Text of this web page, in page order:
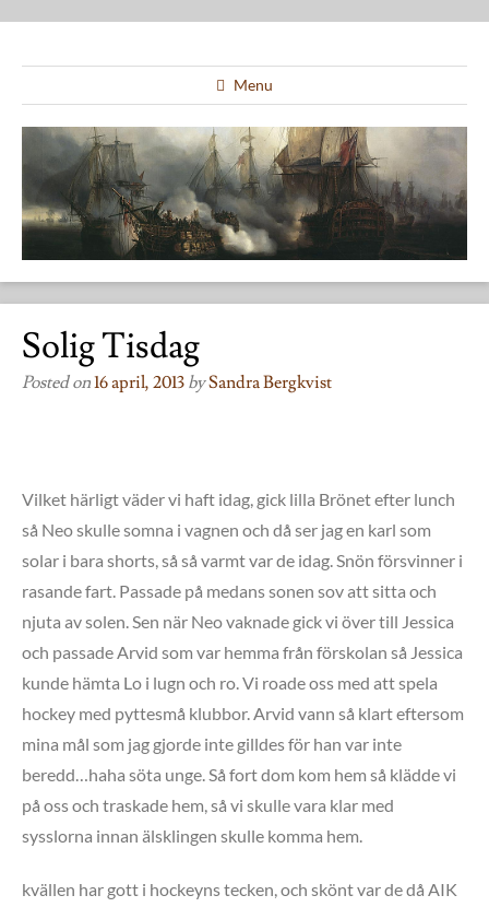
Menu
Solig Tisdag
Posted on16 april, 2013 bySandra Bergkvist
Vilket härligt väder vi haft idag, gick lilla Brönet efter lunch
så Neo skulle somna i vagnen och då ser jag en karl som
solar i bara shorts, så så varmt var de idag. Snön försvinner i
rasande fart. Passade på medans sonen sov att sitta och
njuta av solen. Sen när Neo vaknade gick vi över till Jessica
och passade Arvid som var hemma från förskolan så Jessica
kunde hämta Lo i lugn och ro. Vi roade oss med att spela
hockey med pyttesmå klubbor. Arvid vann så klart eftersom
mina mål som jag gjorde inte gilldes för han var inte
beredd…haha söta unge. Så fort dom kom hem så klädde vi
på oss och traskade hem, så vi skulle vara klar med
sysslorna innan älsklingen skulle komma hem.
kvällen har gott i hockeyns tecken, och skönt var de då AIK